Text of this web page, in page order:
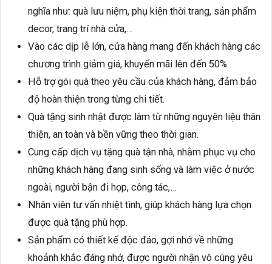
nghĩa như: quà lưu niệm, phụ kiện thời trang, sản phẩm
decor, trang trí nhà cửa,…
Vào các dịp lễ lớn, cửa hàng mang đến khách hàng các
chương trình giảm giá, khuyến mãi lên đến 50%.
Hỗ trợ gói quà theo yêu cầu của khách hàng, đảm bảo
độ hoàn thiện trong từng chi tiết.
Quà tặng sinh nhật được làm từ những nguyên liệu thân
thiện, an toàn và bền vững theo thời gian.
Cung cấp dịch vụ tặng quà tận nhà, nhằm phục vụ cho
những khách hàng đang sinh sống và làm việc ở nước
ngoài, người bận đi họp, công tác,…
Nhân viên tư vấn nhiệt tình, giúp khách hàng lựa chọn
được quà tặng phù hợp.
Sản phẩm có thiết kế độc đáo, gợi nhớ về những
khoảnh khắc đáng nhớ, được người nhận vô cùng yêu